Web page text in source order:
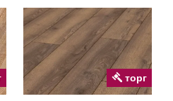
торг